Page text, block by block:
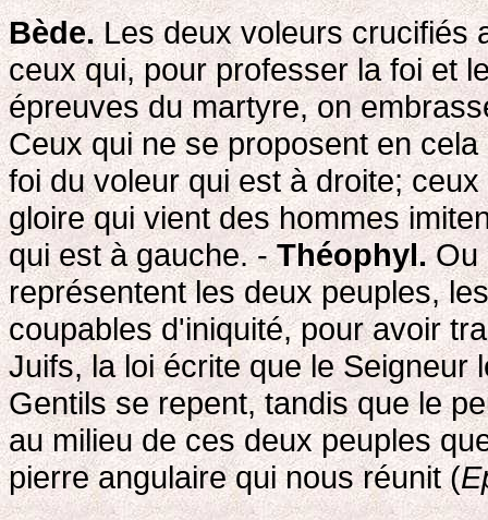
Bède.Les deux voleurs crucifiés
ceux qui, pour professer la foi et
épreuves du martyre, on
Ceux qui ne se proposent en
foi du voleur qui est à droite;
gloire qui vient des hommes
qui est à gauche. -Théophyl.Ou
représentent les deux peuples,
coupables d'iniquité, pour avoir
Juifs, la loi écrite que le Seigneur
Gentils se repent, tandis que le
au milieu de ces deux peuples
pierre angulaire qui nous réunit (